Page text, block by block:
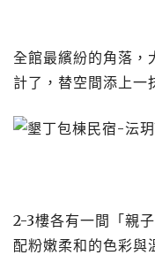
全館最繽紛的角落，
計了，替空間添上一
2-3樓各有一間「親
配粉嫩柔和的色彩